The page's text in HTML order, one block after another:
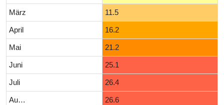
März 11.5
April 16.2
Mai 21.2
Juni 25.1
Juli 26.4
August 26.6